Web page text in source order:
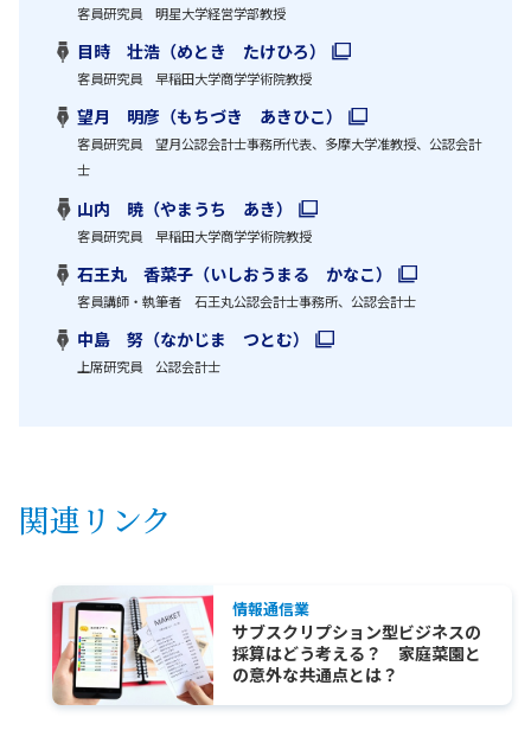
客員研究員 明星大学経営学部教授
目時 壮浩（めとき たけひろ）
客員研究員 早稲田大学商学学術院教授
望月 明彦（もちづき あきひこ）
客員研究員 望月公認会計士事務所代表、多摩大学准教授、公認会計
士
山内 暁（やまうち あき）
客員研究員 早稲田大学商学学術院教授
石王丸 香菜子（いしおうまる かなこ）
客員講師・執筆者 石王丸公認会計士事務所、公認会計士
中島 努（なかじま つとむ）
上席研究員 公認会計士
関連リンク
情報通信業
サブスクリプション型ビジネスの
採算はどう考える？ 家庭菜園と
の意外な共通点とは？